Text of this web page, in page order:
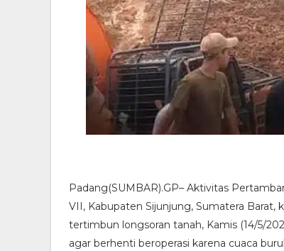
Padang(SUMBAR).GP– Aktivitas
VII, Kabupaten Sijunjung, Sumatera
tertimbun longsoran tanah, Kamis (14/5/
agar berhenti beroperasi karena cuaca